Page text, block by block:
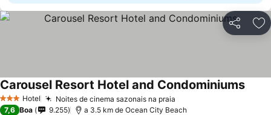
Partilhar
3 EstrelasHotel Noites de cinema sazonais na praia
Carousel Resort Hotel and CondominiumsVer
7,6 Boa 9.255 a 3.5 km de Ocean City Beach